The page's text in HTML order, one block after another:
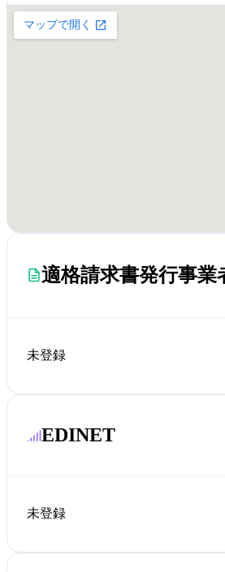
適格請求書発行事業
未登録
EDINET
未登録